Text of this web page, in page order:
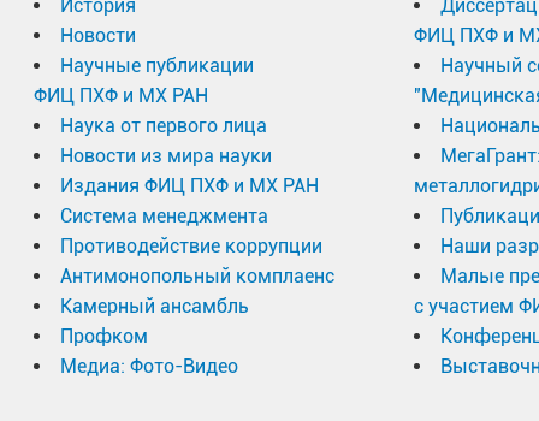
История
Новости
Научные публикации
ФИЦ ПХФ и МХ РАН
Наука от первого лица
Новости из мира науки
Издания ФИЦ ПХФ и МХ РАН
Система менеджмента
Противодействие коррупции
Антимонопольный комплаенс
Камерный ансамбль
Профком
Медиа: Фото-Видео
ФИЦ ПХФ и
Научный
Наши
Малые
с участием